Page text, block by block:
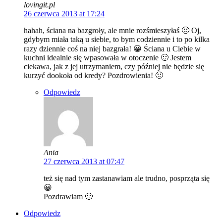
lovingit.pl
26 czerwca 2013 at 17:24
hahah, ściana na bazgroły, ale mnie rozśmieszyłaś 🙂 Oj,
gdybym miała taką u siebie, to bym codziennie i to po kilka
razy dziennie coś na niej bazgrała! 😀 Ściana u Ciebie w
kuchni idealnie się wpasowała w otoczenie 🙂 Jestem
ciekawa, jak z jej utrzymaniem, czy później nie będzie się
kurzyć dookoła od kredy? Pozdrowienia! 🙂
Odpowiedz
Ania
27 czerwca 2013 at 07:47
też się nad tym zastanawiam ale trudno, posprząta się
😀
Pozdrawiam 🙂
Odpowiedz